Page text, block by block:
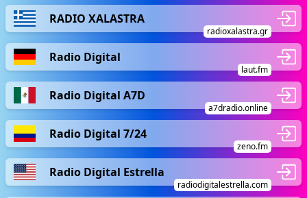
RADIO XALASTRA
radioxalastra.gr
Radio Digital
laut.fm
Radio Digital A7D
a7dradio.online
Radio Digital 7/24
zeno.fm
Radio Digital Estrella
radiodigitalestrella.com